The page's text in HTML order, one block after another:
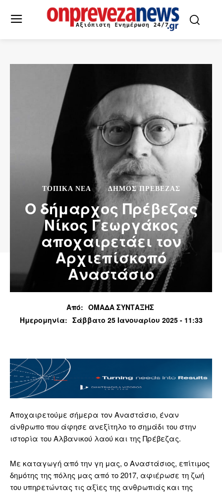
ΤΟΠΙΚΆ ΝΈΑ ΔΉΜΟΣ ΠΡΈΒΕΖΑΣ
Ο δήμαρχος Πρέβεζας
Νίκος Γεωργάκος
αποχαιρετάει τον
Αρχιεπίσκοπό
Αναστάσιο
Από: ΟΜΑΔΑ ΣΥΝΤΑΞΗΣ
Ημερομηνία: Σάββατο 25 Ιανουαρίου 2025 - 11:33
Αποχαιρετούμε σήμερα τον Αναστάσιο, έναν
άνθρωπο που άφησε ανεξίτηλο το σημάδι του στην
ιστορία του Αλβανικού λαού και της Πρέβεζας.
Με καταγωγή από την γη μας, ο Αναστάσιος, επίτιμος
δημότης της πόλης μας από το 2017, αφιέρωσε τη ζωή
του υπηρετώντας τις αξίες της ανθρωπιάς και της